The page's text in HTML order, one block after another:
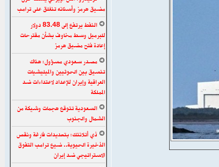
مضيق هرمز وأسنانه تنغلق على ترامب
النفط يرتفع إلى 83.48 دولار
للبرميل وسط مخاوف بشأن مقترحات
إعادة فتح مضيق هرمز
مصدر سعودي مسؤول: هناك
تنسيق بين الحوثيين والميليشيات
العراقية وإيران للإعداد لاعتداءات ضد
المملكة
السعودية تتوقع هجمات وشيكة من
الشمال والجنوب
ذي أتلانتك: بتهديدات فارغة ونقص
الذخيرة الحيوية.. ضيع ترامب التفوق
الاستراتيجي ضد إيران